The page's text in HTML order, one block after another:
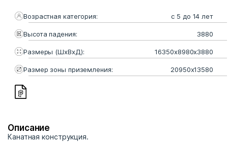
Возрастная категория: с 5 до 14 лет
Высота падения: 3880
Размеры (ШхВхД): 16350х8980х3880
Размер зоны приземления: 20950x13580
Описание
Канатная конструкция.